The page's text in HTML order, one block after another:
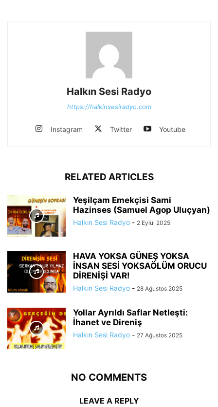
Halkın Sesi Radyo
https://halkinsesiradyo.com
Instagram Twitter Youtube
RELATED ARTICLES
Yeşilçam Emekçisi Sami
Hazinses (Samuel Agop Uluçyan)
Halkın Sesi Radyo - 2 Eylül 2025
HAVA YOKSA GÜNEŞ YOKSA
İNSAN SESİ YOKSAÖLÜM ORUCU
DİRENİŞİ VAR!
Halkın Sesi Radyo - 28 Ağustos 2025
Yollar Ayrıldı Saflar Netleşti:
İhanet ve Direniş
Halkın Sesi Radyo - 27 Ağustos 2025
NO COMMENTS
LEAVE A REPLY